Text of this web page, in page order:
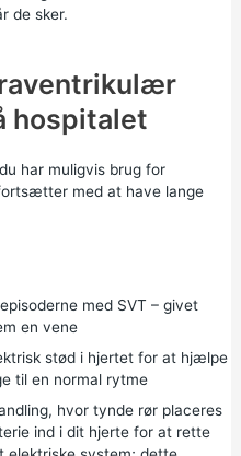
de sker.
hospitalet
har muligvis brug for
med at have lange
med SVT – givet
en vene
stød i hjertet for at hjælpe
til en normal rytme
hvor tynde rør placeres
ind i dit hjerte for at rette